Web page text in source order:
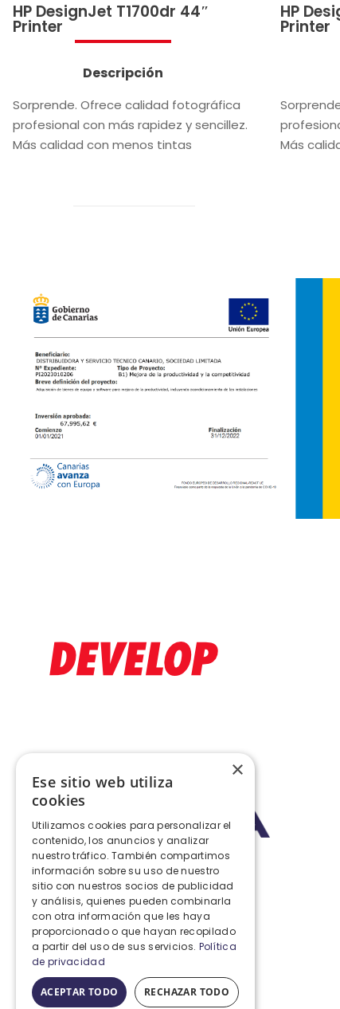
HP DesignJet T1700dr 44″
Printer
Descripción
Sorprende. Ofrece calidad fotográfica
profesional con más rapidez y sencillez.
Más calidad con menos tintas
HP
Printer
Más
Distribuidora y Servicio Técnico
Canario SL
×
Ese sitio web utiliza
cookies
Utilizamos cookies para personalizar el
contenido, los anuncios y analizar
nuestro tráfico. También compartimos
información sobre su uso de nuestro
sitio con nuestros socios de publicidad
y análisis, quienes pueden combinarla
con otra información que les haya
proporcionado o que hayan recopilado
a partir del uso de sus servicios. Política
de privacidad
ACEPTAR TODO RECHAZAR TODO